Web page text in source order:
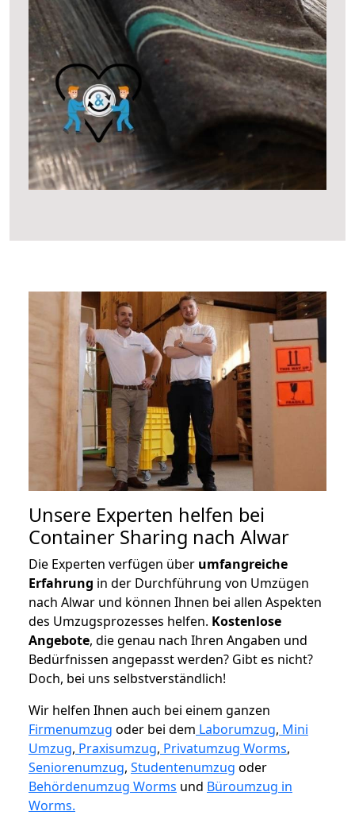
Unsere Experten helfen bei
Container Sharing nach Alwar
Die Experten verfügen über umfangreiche
Erfahrung in der Durchführung von Umzügen
nach Alwar und können Ihnen bei allen Aspekten
des Umzugsprozesses helfen. Kostenlose
Angebote, die genau nach Ihren Angaben und
Bedürfnissen angepasst werden? Gibt es nicht?
Doch, bei uns selbstverständlich!
Wir helfen Ihnen auch bei einem ganzen
Firmenumzug oder bei dem Laborumzug, Mini
Umzug, Praxisumzug, Privatumzug Worms,
Seniorenumzug, Studentenumzug oder
Behördenumzug Worms und Büroumzug in
Worms.